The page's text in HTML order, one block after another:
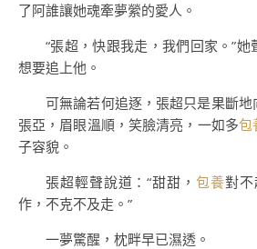
了阿誰讓她魂牽夢縈的愛人。
“張超，快跟我走，我們回家。”
想要追上他。
可無論若何追逐，張超只是果斷
張亞，眉眼溫順，笑臉清亮，一如多包
子容貌。
張超輕聲說道：“甜甜，包養對
作，不克不及走。”
一夢驚醒，枕畔早已濕透。